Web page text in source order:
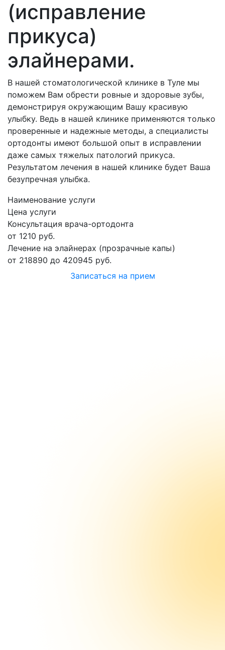
(исправление
прикуса)
элайнерами.
В нашей стоматологической клинике в Туле мы
поможем Вам обрести ровные и здоровые зубы,
демонстрируя окружающим Вашу красивую
улыбку. Ведь в нашей клинике применяются только
проверенные и надежные методы, а специалисты
ортодонты имеют большой опыт в исправлении
даже самых тяжелых патологий прикуса.
Результатом лечения в нашей клинике будет Ваша
безупречная улыбка.
Наименование услуги
Цена услуги
Консультация врача-ортодонта
от 1210 руб.
Лечение на элайнерах (прозрачные капы)
от 218890 до 420945 руб.
Записаться на прием